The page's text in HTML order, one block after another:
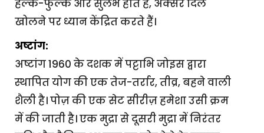
हल्के-फुल्के और सुलभ होते हैं, अक्सर दिल
खोलने पर ध्यान केंद्रित करते हैं।
अष्टांग:
अष्टांग 1960 के दशक में पट्टाभि जोइस द्वारा
स्थापित योग की एक तेज-तर्रार, तीव्र, बहने वाली
शैली है। पोज़ की एक सेट सीरीज़ हमेशा उसी क्रम
में की जाती है। एक मुद्रा से दूसरी मुद्रा में निरंतर